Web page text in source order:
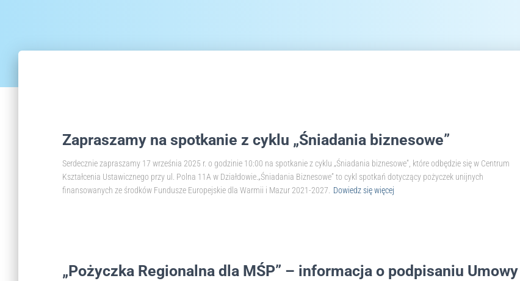
menu
Zapraszamy na spotkanie z cyklu „Śniadania biznesowe”
Serdecznie zapraszamy 17 września 2025 r. o godzinie 10:00 na spotkanie z cyklu „Śniadania biznesowe”, które odbędzie się w Centrum
Kształcenia Ustawicznego przy ul. Polna 11A w Działdowie.„Śniadania Biznesowe” to cykl spotkań dotyczący pożyczek unijnych
finansowanych ze środków Fundusze Europejskie dla Warmii i Mazur 2021-2027. Dowiedz się więcej
„Pożyczka Regionalna dla MŚP” – informacja o podpisaniu Umowy